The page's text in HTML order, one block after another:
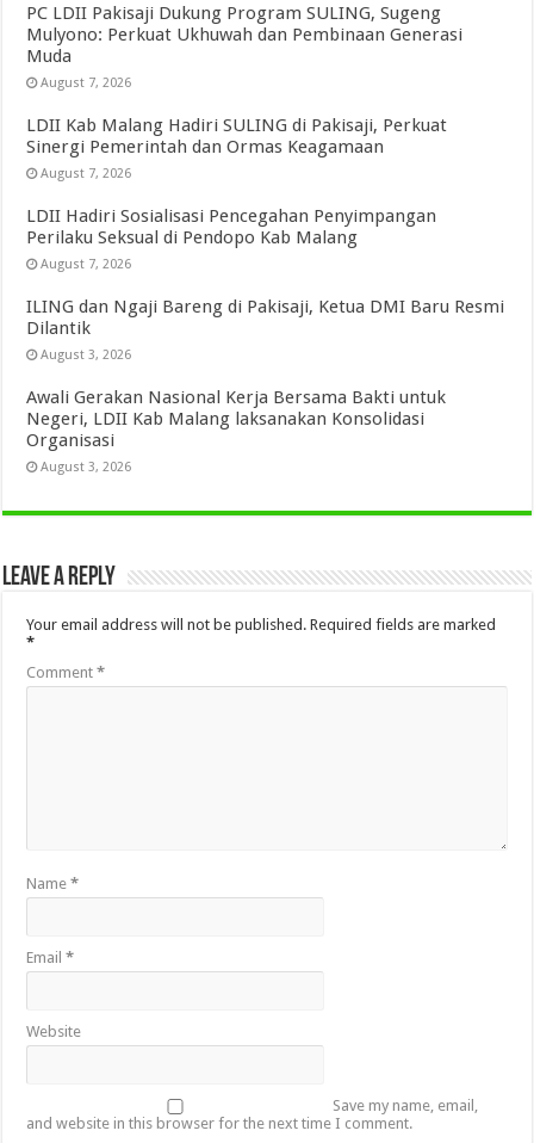
PC LDII Pakisaji Dukung Program SULING, Sugeng
Mulyono: Perkuat Ukhuwah dan Pembinaan Generasi
Muda
August 7, 2026
LDII Kab Malang Hadiri SULING di Pakisaji, Perkuat
Sinergi Pemerintah dan Ormas Keagamaan
August 7, 2026
LDII Hadiri Sosialisasi Pencegahan Penyimpangan
Perilaku Seksual di Pendopo Kab Malang
August 7, 2026
ILING dan Ngaji Bareng di Pakisaji, Ketua DMI Baru Resmi
Dilantik
August 3, 2026
Awali Gerakan Nasional Kerja Bersama Bakti untuk
Negeri, LDII Kab Malang laksanakan Konsolidasi
Organisasi
August 3, 2026
Leave a Reply
Your email address will not be published. Required fields are marked
*
Comment*
Name*
Email*
Website
Save my name, email,
and website in this browser for the next time I comment.